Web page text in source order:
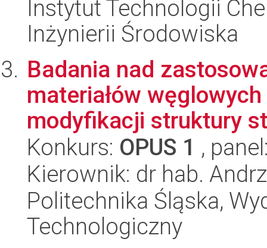
Instytut Technologii
Inżynierii Środowiska
Badania nad
materiałów
modyfikacji struktury
Konkurs: OPUS 1 ,
Kierownik: dr hab.
Politechnika Śląska,
Technologiczny